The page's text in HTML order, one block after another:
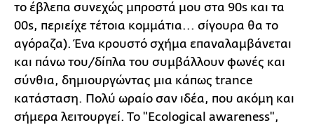
το έβλεπα συνεχώς μπροστά μου στα 90s και τα
00s, περιείχε τέτοια κομμάτια... σίγουρα θα το
αγόραζα). Ένα κρουστό σχήμα επαναλαμβάνεται
και πάνω του/δίπλα του συμβάλλουν φωνές και
σύνθια, δημιουργώντας μια κάπως trance
κατάσταση. Πολύ ωραίο σαν ιδέα, που ακόμη και
σήμερα λειτουργεί. Το "Ecological awareness",